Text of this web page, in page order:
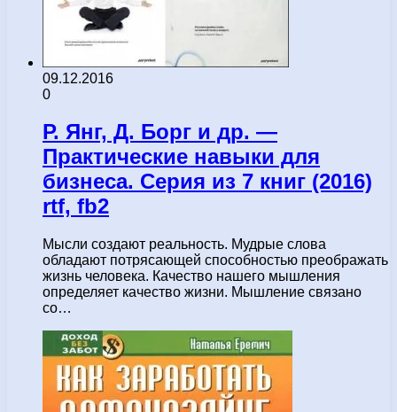
09.12.2016
0
Р. Янг, Д. Борг и др. —
Практические навыки для
бизнеса. Серия из 7 книг (2016)
rtf, fb2
Мысли создают реальность. Мудрые слова
обладают потрясающей способностью преображать
жизнь человека. Качество нашего мышления
определяет качество жизни. Мышление связано
со…